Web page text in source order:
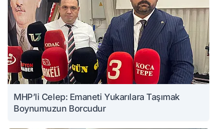
MHP’li Celep: Emaneti Yukarılara Taşımak
Boynumuzun Borcudur